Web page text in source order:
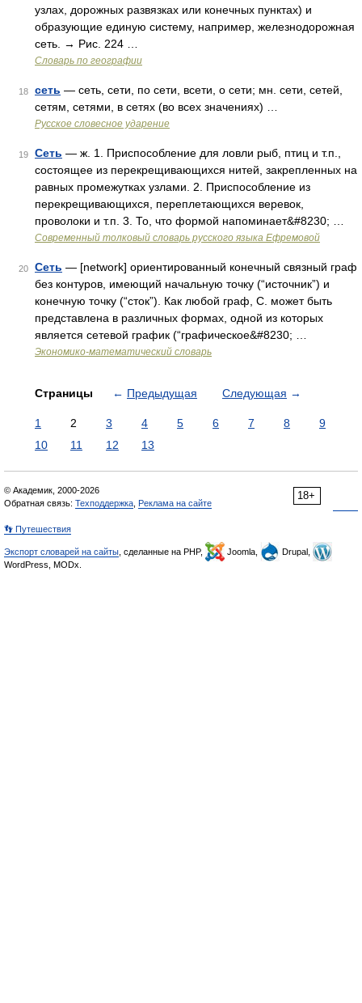
узлах, дорожных развязках или конечных пунктах) и
образующие единую систему, например, железнодорожная
сеть. → Рис. 224 …
Словарь по географии
18 сеть — сеть, сети, по сети, всети, о сети; мн. сети, сетей,
сетям, сетями, в сетях (во всех значениях) …
Русское словесное ударение
19 Сеть — ж. 1. Приспособление для ловли рыб, птиц и т.п.,
состоящее из перекрещивающихся нитей, закрепленных на
равных промежутках узлами. 2. Приспособление из
перекрещивающихся, переплетающихся веревок,
проволоки и т.п. 3. То, что формой напоминает&#8230; …
Современный толковый словарь русского языка Ефремовой
20 Сеть — [network] ориентированный конечный связный граф
без контуров, имеющий начальную точку (“источник”) и
конечную точку (“сток”). Как любой граф, С. может быть
представлена в различных формах, одной из которых
является сетевой график (“графическое&#8230; …
Экономико-математический словарь
Страницы ← Предыдущая Следующая →
1 2 3 4 5 6 7 8
9
10
11 12 13
18+
© Академик, 2000-2026
Обратная связь: Техподдержка Реклама на сайте
👣 Путешествия
Экспорт словарей на сайты , сделанные на PHP, Joomla,
Drupal,
WordPress, MODx.